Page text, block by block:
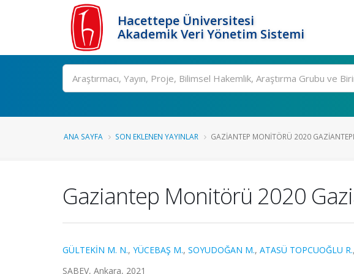
Hacettepe Üniversitesi
Akademik Veri Yönetim Sistemi
Ara
ANA SAYFA SON EKLENEN YAYINLAR GAZIANTEP MONITÖRÜ 2020
Gaziantep Monitörü 2020
GÜLTEKİN M. N., YÜCEBAŞ M., SOYUDOĞAN M., ATASÜ TOPCUOĞLU R.,
SABEV, Ankara, 2021